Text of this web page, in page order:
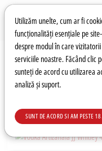
Preferințe
Utilizăm unelte, cum ar fi
funcționalități esențiale pe
despre modul în care
serviciile noastre. Făcând clic
sunteți de acord cu utilizarea
analiză și suport.
SUNT DE ACORD SI AM PESTE
Wishlist